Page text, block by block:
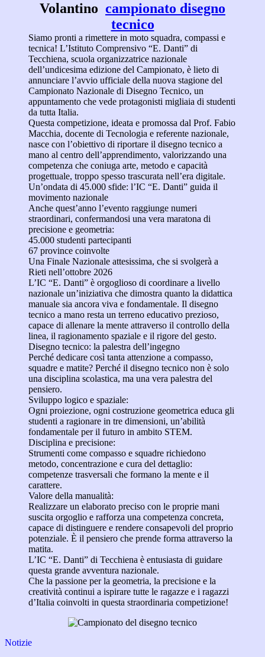
Volantino campionato disegno
tecnico
Siamo pronti a rimettere in moto squadra, compassi e
tecnica! L’Istituto Comprensivo “E. Danti” di
Tecchiena, scuola organizzatrice nazionale
dell’undicesima edizione del Campionato, è lieto di
annunciare l’avvio ufficiale della nuova stagione del
Campionato Nazionale di Disegno Tecnico, un
appuntamento che vede protagonisti migliaia di studenti
da tutta Italia.
Questa competizione, ideata e promossa dal Prof. Fabio
Macchia, docente di Tecnologia e referente nazionale,
nasce con l’obiettivo di riportare il disegno tecnico a
mano al centro dell’apprendimento, valorizzando una
competenza che coniuga arte, metodo e capacità
progettuale, troppo spesso trascurata nell’era digitale.
Un’ondata di 45.000 sfide: l’IC “E. Danti” guida il
movimento nazionale
Anche quest’anno l’evento raggiunge numeri
straordinari, confermandosi una vera maratona di
precisione e geometria:
45.000 studenti partecipanti
67 province coinvolte
Una Finale Nazionale attesissima, che si svolgerà a
Rieti nell’ottobre 2026
L’IC “E. Danti” è orgoglioso di coordinare a livello
nazionale un’iniziativa che dimostra quanto la didattica
manuale sia ancora viva e fondamentale. Il disegno
tecnico a mano resta un terreno educativo prezioso,
capace di allenare la mente attraverso il controllo della
linea, il ragionamento spaziale e il rigore del gesto.
Disegno tecnico: la palestra dell’ingegno
Perché dedicare così tanta attenzione a compasso,
squadre e matite? Perché il disegno tecnico non è solo
una disciplina scolastica, ma una vera palestra del
pensiero.
Sviluppo logico e spaziale:
Ogni proiezione, ogni costruzione geometrica educa gli
studenti a ragionare in tre dimensioni, un’abilità
fondamentale per il futuro in ambito STEM.
Disciplina e precisione:
Strumenti come compasso e squadre richiedono
metodo, concentrazione e cura del dettaglio:
competenze trasversali che formano la mente e il
carattere.
Valore della manualità:
Realizzare un elaborato preciso con le proprie mani
suscita orgoglio e rafforza una competenza concreta,
capace di distinguere e rendere consapevoli del proprio
potenziale. È il pensiero che prende forma attraverso la
matita.
L’IC “E. Danti” di Tecchiena è entusiasta di guidare
questa grande avventura nazionale.
Che la passione per la geometria, la precisione e la
creatività continui a ispirare tutte le ragazze e i ragazzi
d’Italia coinvolti in questa straordinaria competizione!
Notizie